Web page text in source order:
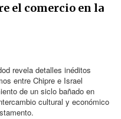
el comercio en la
revela detalles inéditos
entre Chipre e Israel
de un siclo bañado en
cultural y económico